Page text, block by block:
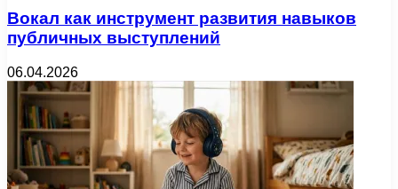
Вокал как инструмент развития навыков
публичных выступлений
06.04.2026